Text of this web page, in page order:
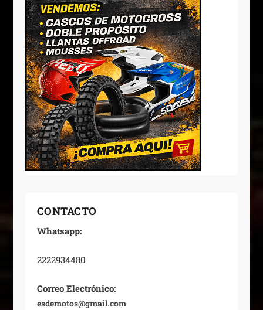
CONTACTO
Whatsapp:
2222934480
Correo Electrónico:
esdemotos@gmail.com